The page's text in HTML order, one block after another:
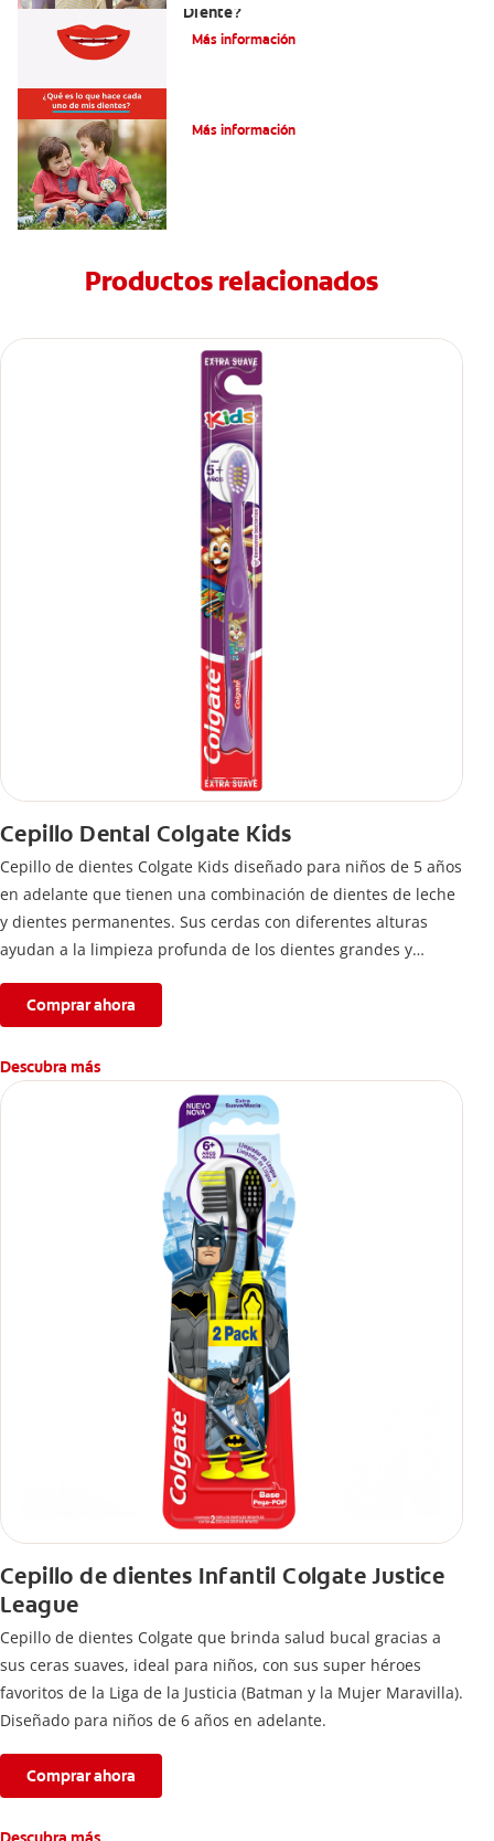
Diente?
Más información
Más información
Productos relacionados
Cepillo Dental Colgate Kids
Cepillo de dientes Colgate Kids diseñado para niños de 5 años
en adelante que tienen una combinación de dientes de leche
y dientes permanentes. Sus cerdas con diferentes alturas
ayudan a la limpieza profunda de los dientes grandes y
Comprar ahora
Descubra más
Cepillo de dientes Infantil Colgate Justice
League
Cepillo de dientes Colgate que brinda salud bucal gracias a
sus ceras suaves, ideal para niños, con sus super héroes
favoritos de la Liga de la Justicia (Batman y la Mujer Maravilla).
Diseñado para niños de 6 años en adelante.
Comprar ahora